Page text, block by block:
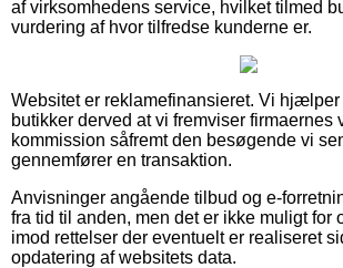
af virksomhedens service, hvilket tilmed
vurdering af hvor tilfredse kunderne er.
Websitet er reklamefinansieret. Vi
butikker derved at vi fremviser firmaernes
kommission såfremt den besøgende vi
gennemfører en transaktion.
Anvisninger angående tilbud og e-
fra tid til anden, men det er ikke muligt for
imod rettelser der eventuelt er realiseret
opdatering af websitets data.